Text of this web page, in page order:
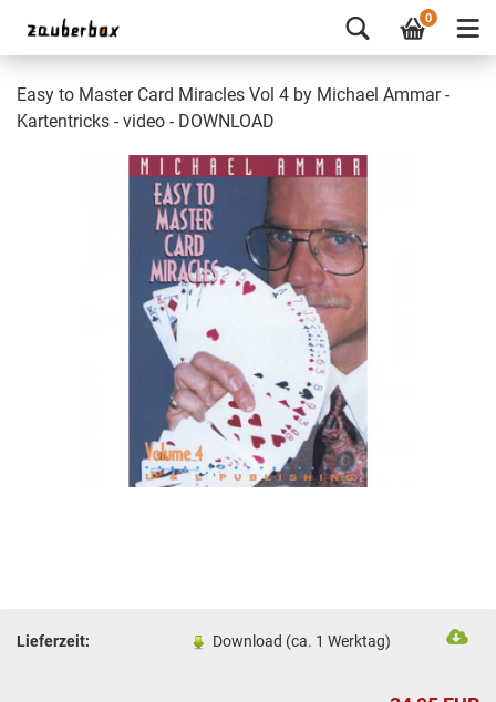
0
Easy to Master Card Miracles Vol 4 by Michael Ammar -
Kartentricks - video - DOWNLOAD
Lieferzeit: Download (ca. 1 Werktag)